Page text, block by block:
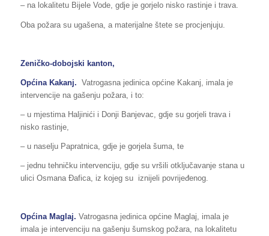
– na lokalitetu Bijele Vode, gdje je gorjelo nisko rastinje i trava.
Oba požara su ugašena, a materijalne štete se procjenjuju.
Zeničko-dobojski kanton,
Općina Kakanj. Vatrogasna jedinica općine Kakanj, imala je
intervencije na gašenju požara, i to:
– u mjestima Haljinići i Donji Banjevac, gdje su gorjeli trava i
nisko rastinje,
– u naselju Papratnica, gdje je gorjela šuma, te
– jednu tehničku intervenciju, gdje su vršili otključavanje stana u
ulici Osmana Đafica, iz kojeg su iznijeli povrijeđenog.
Općina Maglaj. Vatrogasna jedinica općine Maglaj, imala je
imala je intervenciju na gašenju šumskog požara, na lokalitetu